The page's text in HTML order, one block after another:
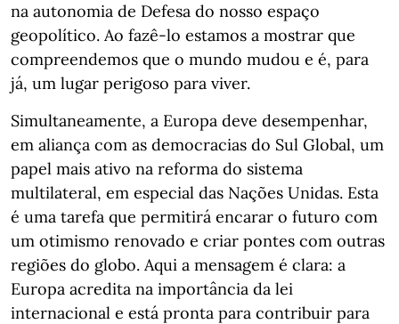
na autonomia de Defesa do nosso espaço
geopolítico. Ao fazê-lo estamos a mostrar que
compreendemos que o mundo mudou e é, para
já, um lugar perigoso para viver.
Simultaneamente, a Europa deve desempenhar,
em aliança com as democracias do Sul Global, um
papel mais ativo na reforma do sistema
multilateral, em especial das Nações Unidas. Esta
é uma tarefa que permitirá encarar o futuro com
um otimismo renovado e criar pontes com outras
regiões do globo. Aqui a mensagem é clara: a
Europa acredita na importância da lei
internacional e está pronta para contribuir para